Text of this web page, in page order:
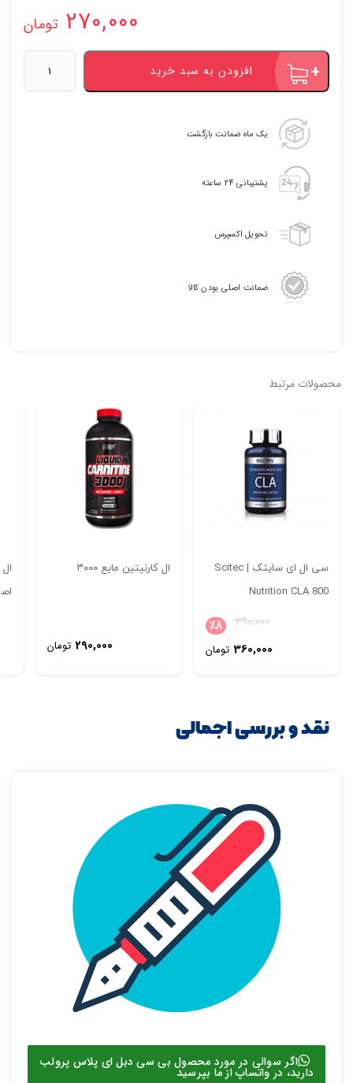
270,000 تومان
بی
دبل
افزودن به سبد خرید
یک ماه ضمانت بازگشت
پشتیبانی 24 ساعته
تحویل اکسپرس
ضمانت اصلی بودن کالا
محصولات مرتبط
سی ال ای سایتک | Scitec
Nutrition CLA 800
٪8 390,000
360,000 تومان
ال کارنیتین مایع ۳۰۰۰
290,000 تومان
نقد و بررسی اجمالی
اگر سوالی در مورد محصول بی سی دبل ای پلاس پرولب
دارید، در واتساپ از ما بپرسید
اشتراک گذاری در شبکه های اجتماعی
ارسال
تصاویر رسمی